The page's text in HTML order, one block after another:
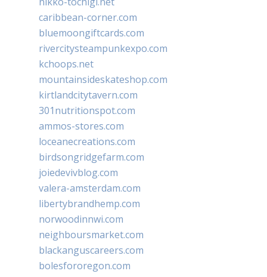
caribbean-corner.com
bluemoongiftcards.com
rivercitysteampunkexpo.com
kchoops.net
mountainsideskateshop.com
kirtlandcitytavern.com
301nutritionspot.com
ammos-stores.com
loceanecreations.com
birdsongridgefarm.com
joiedevivblog.com
valera-amsterdam.com
libertybrandhemp.com
norwoodinnwi.com
neighboursmarket.com
blackanguscareers.com
bolesfororegon.com